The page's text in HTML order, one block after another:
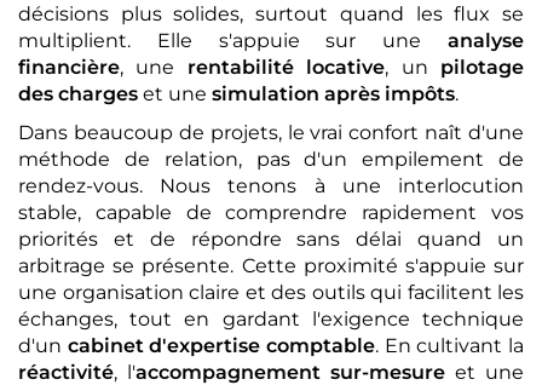
décisions plus solides, surtout quand les flux se
multiplient. Elle s'appuie sur une analyse
financière, une rentabilité locative, un pilotage
des charges et une simulation après impôts.
Dans beaucoup de projets, le vrai confort naît d'une
méthode de relation, pas d'un empilement de
rendez-vous. Nous tenons à une interlocution
stable, capable de comprendre rapidement vos
priorités et de répondre sans délai quand un
arbitrage se présente. Cette proximité s'appuie sur
une organisation claire et des outils qui facilitent les
échanges, tout en gardant l'exigence technique
d'un cabinet d'expertise comptable. En cultivant la
réactivité, l'accompagnement sur-mesure et une